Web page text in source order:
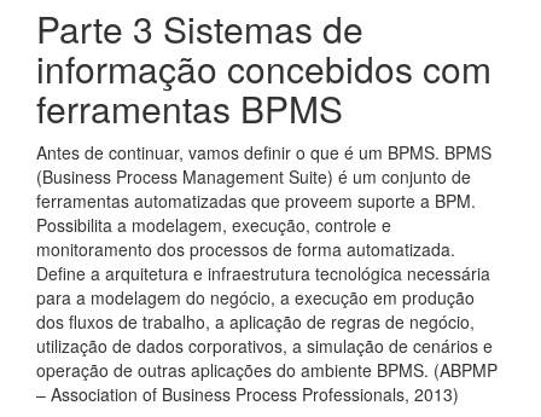
Parte 3 Sistemas de
informação concebidos com
ferramentas BPMS
Antes de continuar, vamos definir o que é um BPMS. BPMS
(Business Process Management Suite) é um conjunto de
ferramentas automatizadas que proveem suporte a BPM.
Possibilita a modelagem, execução, controle e
monitoramento dos processos de forma automatizada.
Define a arquitetura e infraestrutura tecnológica necessária
para a modelagem do negócio, a execução em produção
dos fluxos de trabalho, a aplicação de regras de negócio,
utilização de dados corporativos, a simulação de cenários e
operação de outras aplicações do ambiente BPMS. (ABPMP
– Association of Business Process Professionals, 2013)